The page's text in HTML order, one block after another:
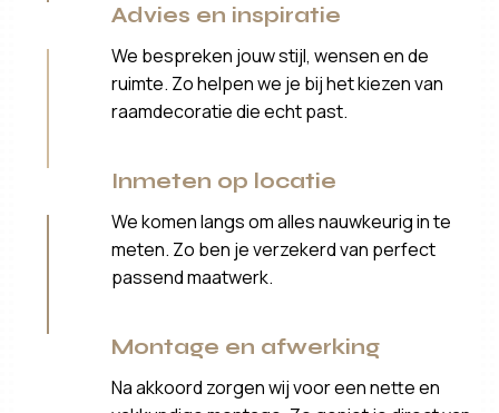
Advies en inspiratie
We bespreken jouw stijl, wensen en de
ruimte. Zo helpen we je bij het kiezen van
raamdecoratie die echt past.
Inmeten op locatie
We komen langs om alles nauwkeurig in te
meten. Zo ben je verzekerd van perfect
passend maatwerk.
Montage en afwerking
Na akkoord zorgen wij voor een nette en